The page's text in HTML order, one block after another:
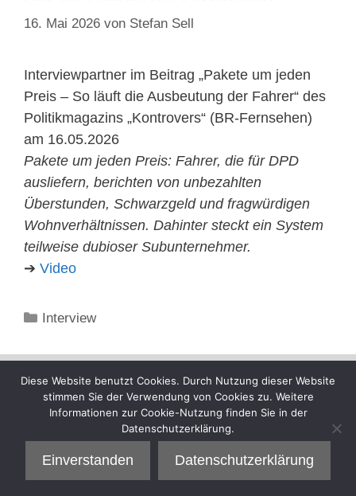
16. Mai 2026 von Stefan Sell
Interviewpartner im Beitrag „Pakete um jeden
Preis – So läuft die Ausbeutung der Fahrer“ des
Politikmagazins „Kontrovers“ (BR-Fernsehen)
am 16.05.2026
Pakete um jeden Preis: Fahrer, die für DPD
ausliefern, berichten von unbezahlten
Überstunden, Schwarzgeld und fragwürdigen
Wohnverhältnissen. Dahinter steckt ein System
teilweise dubioser Subunternehmer.
➔ Video
Kategorien
Interview
Diese Website benutzt Cookies. Durch Nutzung dieser Website
stimmen Sie der Verwendung von Cookies zu. Weitere
Informationen zur Cookie-Nutzung finden Sie in der
Datenschutzerklärung.
Einverstanden Datenschutzerklärung